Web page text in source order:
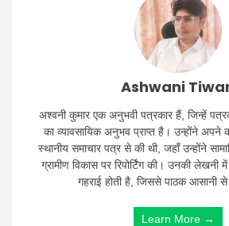
Ashwani
अश्वनी कुमार एक अनुभवी पत्रकार हैं, जिन्हें
का व्यावसायिक अनुभव प्राप्त है। उन्होंने
स्थानीय समाचार पत्र से की थी, जहाँ उन्होंने
ग्रामीण विकास पर रिपोर्टिंग की। उनकी लेखनी में
गहराई होती है, जिससे पाठक आसानी
Learn More →